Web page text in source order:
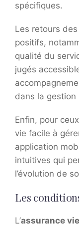
spécifiques.
Les retours
positifs,
qualité du
jugés
dans la gestion
Enfin, pour
vie facile à
application
intuitives qui
l’évolution de
Les
L’assurance